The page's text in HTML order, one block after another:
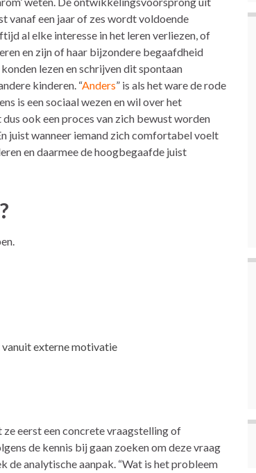
vanaf een jaar of zes wordt voldoende
al elke interesse in het leren verliezen, of
en zijn of haar bijzondere begaafdheid
lezen en schrijven dit spontaan
kinderen. “Anders” is als het ware de rode
is een sociaal wezen en wil over het
ook een proces van zich bewust worden
juist wanneer iemand zich comfortabel voelt
en daarmee de hoogbegaafde juist
externe motivatie
eerst een concrete vraagstelling of
de kennis bij gaan zoeken om deze vraag
analytische aanpak. “Wat is het probleem